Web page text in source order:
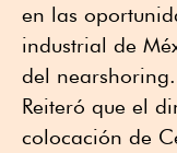
en las
industrial de
del nearshoring.
Reiteró que el
colocación de